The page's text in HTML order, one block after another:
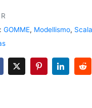
GOMME, Modellismo,